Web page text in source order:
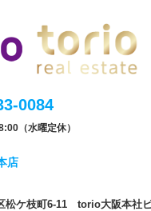
0084
（水曜定休）
店
松ケ枝町6-11 torio大阪本社